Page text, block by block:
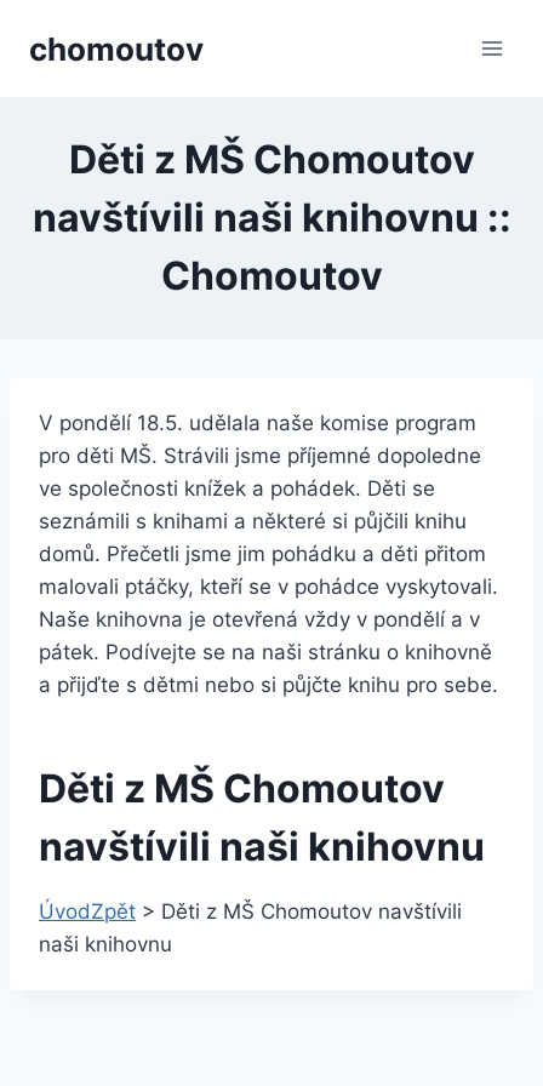
chomoutov
Děti z MŠ Chomoutov
navštívili naši knihovnu ::
Chomoutov
V pondělí 18.5. udělala naše komise program
pro děti MŠ. Strávili jsme příjemné dopoledne
ve společnosti knížek a pohádek. Děti se
seznámili s knihami a některé si půjčili knihu
domů. Přečetli jsme jim pohádku a děti přitom
malovali ptáčky, kteří se v pohádce vyskytovali.
Naše knihovna je otevřená vždy v pondělí a v
pátek. Podívejte se na naši stránku o knihovně
a přijďte s dětmi nebo si půjčte knihu pro sebe.
Děti z MŠ Chomoutov
navštívili naši knihovnu
ÚvodZpět > Děti z MŠ Chomoutov navštívili
naši knihovnu